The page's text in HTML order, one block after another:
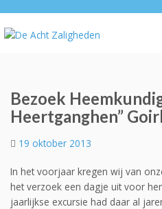
Bezoek
Heertganghen”
19 oktober 2013
In het voorjaar kregen wij van
het verzoek een dagje uit voor
jaarlijkse excursie had daar al